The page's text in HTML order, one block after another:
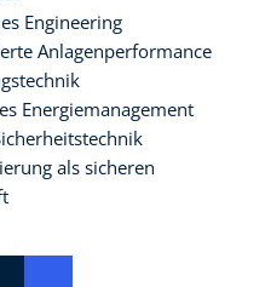
Engineering
Anlagenperformance
Energiemanagement
als sicheren